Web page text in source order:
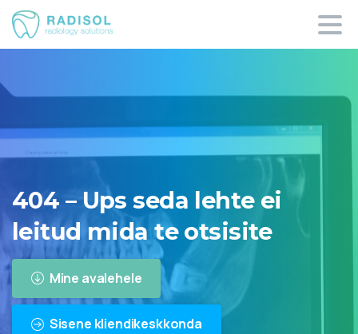
404 – Ups seda lehte ei
leitud mida te otsisite
Mine avalehele
Sisene kliendikeskkonda